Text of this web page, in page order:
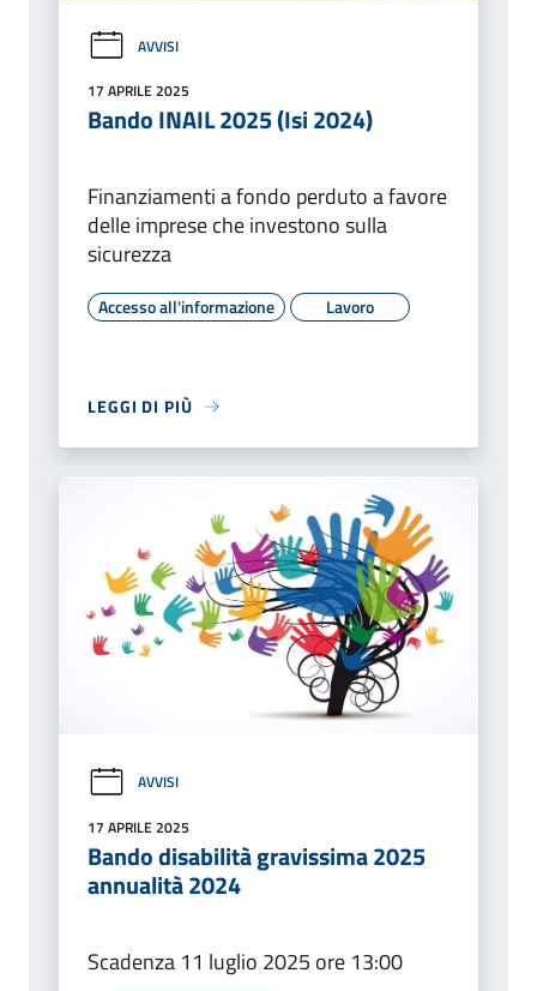
AVVISI
17 APRILE 2025
Bando INAIL 2025 (Isi 2024)
Finanziamenti a fondo perduto a favore
delle imprese che investono sulla
sicurezza
Accesso all'informazione Lavoro
LEGGI DI PIÙ
AVVISI
17 APRILE 2025
Bando disabilità gravissima 2025
annualità 2024
Scadenza 11 luglio 2025 ore 13:00